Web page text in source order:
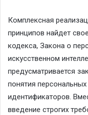
Комплексная
принципов найдет
кодекса, Закона о
искусственном
предусматривается
понятия
идентификаторов.
введение строгих